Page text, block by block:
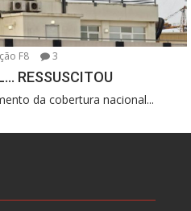
F8 3
RESSUSCITOU
da cobertura nacional...